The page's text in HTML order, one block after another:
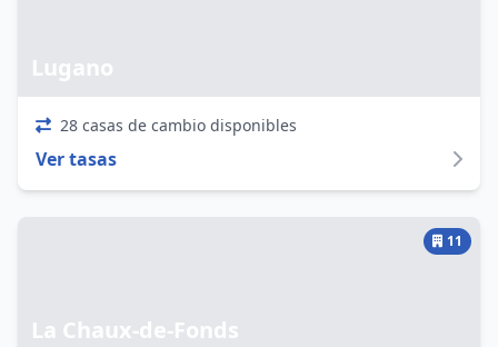
Lugano
28 casas de cambio disponibles
Ver tasas
La Chaux-de-Fonds
11